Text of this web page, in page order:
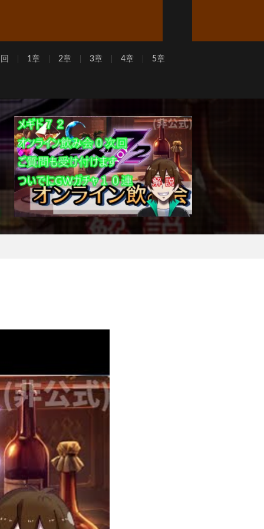
1章 2章 3章 4章 5章